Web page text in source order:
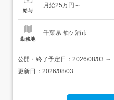
内容/ 工場内での運搬作業をお任せ
給与
月給25万円～
勤務地
千葉県 袖ケ浦市
公開・終了予定日： 2026/08/03 ～
更新日： 2026/08/03